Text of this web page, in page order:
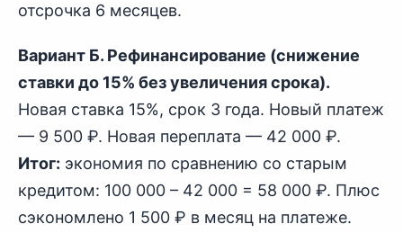
отсрочка 6 месяцев.
Вариант Б. Рефинансирование (снижение
ставки до 15% без увеличения срока).
Новая ставка 15%, срок 3 года. Новый платеж
— 9 500 ₽. Новая переплата — 42 000 ₽.
Итог: экономия по сравнению со старым
кредитом: 100 000 – 42 000 = 58 000 ₽. Плюс
сэкономлено 1 500 ₽ в месяц на платеже.